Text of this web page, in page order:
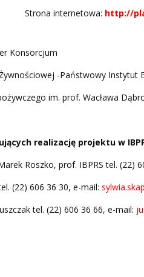
Strona internetowa: http://
Konsorcjum
-Państwowy Instytut
im. prof. Wacława
realizację projektu w
Roszko, prof. IBPRS tel. (22)
(22) 606 36 30, e-mail:
tel. (22) 606 36 66, e-mail: